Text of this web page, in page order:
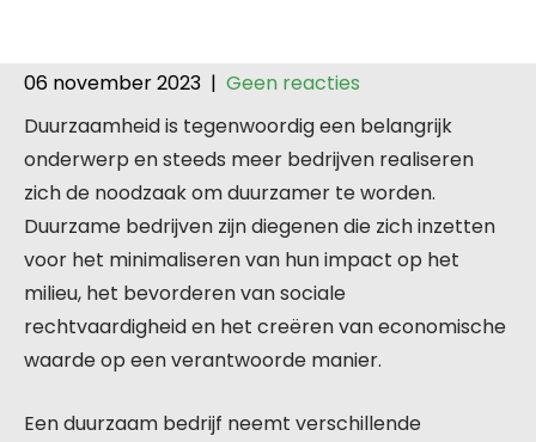
06 november 2023 | Geen reacties
Duurzaamheid is tegenwoordig een belangrijk
onderwerp en steeds meer bedrijven realiseren
zich de noodzaak om duurzamer te worden.
Duurzame bedrijven zijn diegenen die zich inzetten
voor het minimaliseren van hun impact op het
milieu, het bevorderen van sociale
rechtvaardigheid en het creëren van economische
waarde op een verantwoorde manier.
Een duurzaam bedrijf neemt verschillende